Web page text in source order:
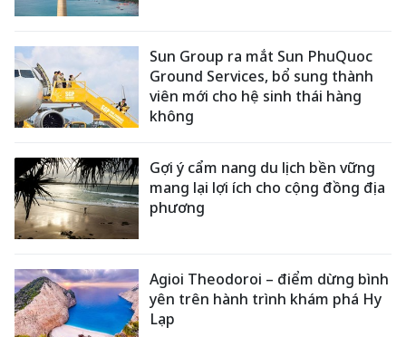
Sun Group ra mắt Sun PhuQuoc
Ground Services, bổ sung thành
viên mới cho hệ sinh thái hàng
không
Gợi ý cẩm nang du lịch bền vững
mang lại lợi ích cho cộng đồng địa
phương
Agioi Theodoroi – điểm dừng bình
yên trên hành trình khám phá Hy
Lạp